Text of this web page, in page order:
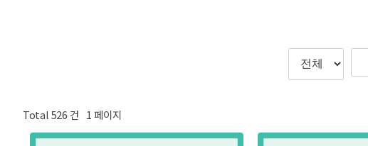
Total526 건 1 페이지